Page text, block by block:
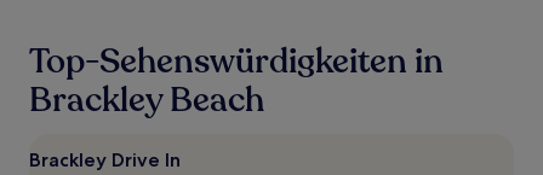
24 Stunden
einen
Aufenthalt
1 Übernachtung
Top-Sehenswürdigkeiten in
Brackley Beach
Brackley Drive In